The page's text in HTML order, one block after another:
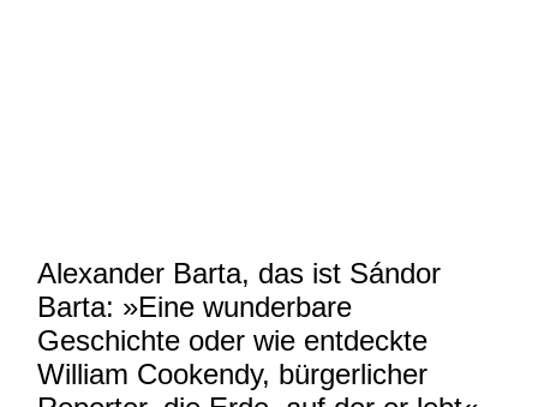
Alexander Barta, das ist Sándor
Barta: »Eine wunderbare
Geschichte oder wie entdeckte
William Cookendy, bürgerlicher